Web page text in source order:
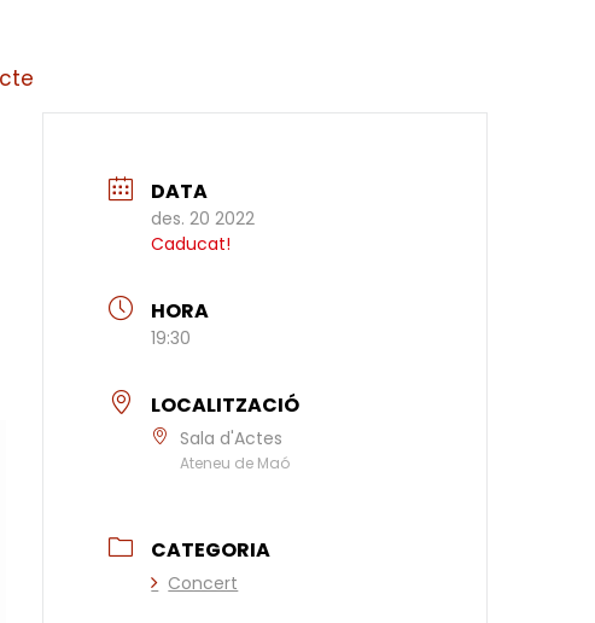
DATA
des. 20 2022
Caducat!
HORA
19:30
LOCALITZACIÓ
Sala d'Actes
Ateneu de Maó
CATEGORIA
Concert